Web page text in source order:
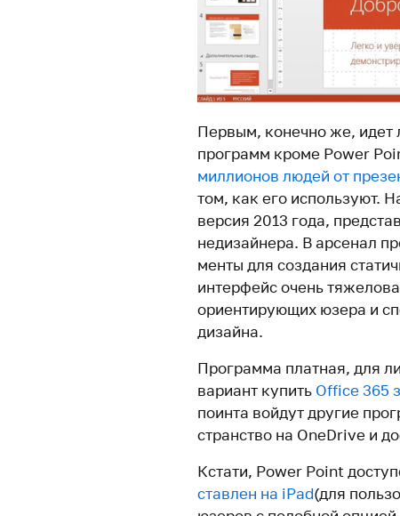
Первым, конечно же, идет
про­грамм кроме Power
мил­ли­онов людей от
том, как его исполь­зуют.
версия 2013 года,
неди­зай­нера. В арсенал
менты для создания
интер­фейс очень
ори­ен­ти­ру­ющих юзера и
дизайна.
Программа платная, для
вариант купить Office 365
поинта войдут другие
стран­ство на OneDrive и
Кстати, Power Point
ставлен на iPad(для